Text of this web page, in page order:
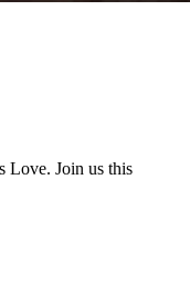
Love. Join us this